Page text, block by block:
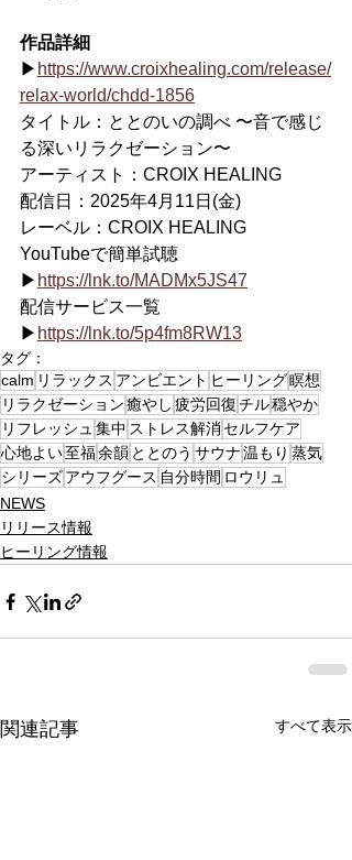
作品詳細
▶ https://www.croixhealing.com/release/
relax-world/chdd-1856
タイトル：ととのいの調べ 〜音で感じ
る深いリラクゼーション〜
アーティスト：CROIX HEALING
配信日：2025年4月11日(金)
レーベル：CROIX HEALING
YouTubeで簡単試聴
▶ https://lnk.to/MADMx5JS47
配信サービス⼀覧
▶ https://lnk.to/5p4fm8RW13
タグ：
calm リラックス アンビエント ヒーリング瞑想
リラクゼーション癒やし 疲労回復チル穏やか
リフレッシュ 集中 ストレス解消 セルフケア
心地よい至福余韻 ととのう サウナ温もり 蒸気
シリーズアウフグース 自分時間 ロウリュ
NEWS
リリース情報
ヒーリング情報
関連記事 すべて表示